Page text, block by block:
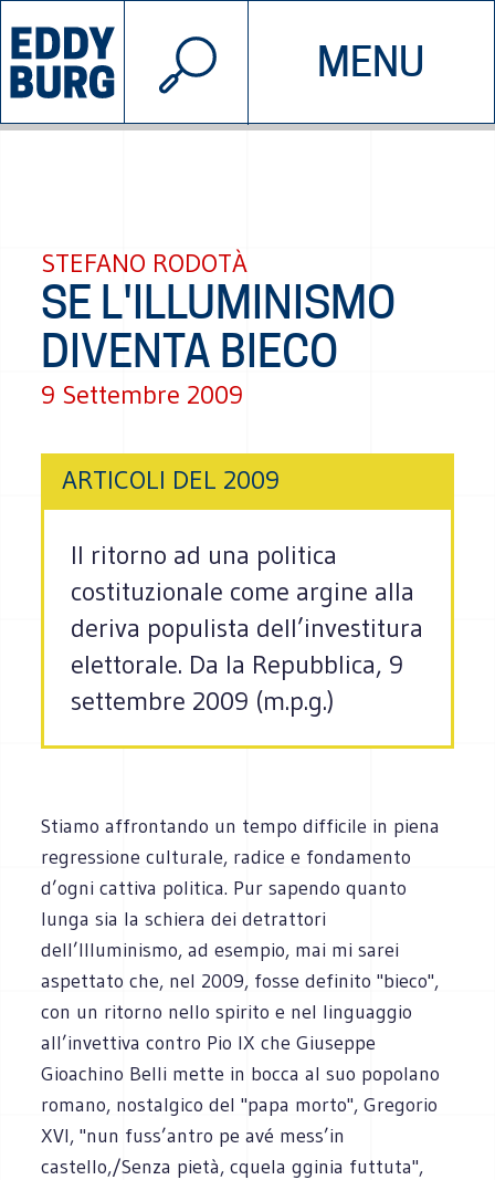
MENU
INIZIATIVE CHI SIAMO
© 2026 EDDYBURG
STEFANO RODOTÀ
SE L'ILLUMINISMO
DIVENTA BIECO
9 Settembre 2009
ARTICOLI DEL 2009
Il ritorno ad una politica
costituzionale come argine alla
deriva populista dell’investitura
elettorale. Da la Repubblica, 9
settembre 2009 (m.p.g.)
Stiamo affrontando un tempo difficile in piena
regressione culturale, radice e fondamento
d’ogni cattiva politica. Pur sapendo quanto
lunga sia la schiera dei detrattori
dell’Illuminismo, ad esempio, mai mi sarei
aspettato che, nel 2009, fosse definito "bieco",
con un ritorno nello spirito e nel linguaggio
all’invettiva contro Pio IX che Giuseppe
Gioachino Belli mette in bocca al suo popolano
romano, nostalgico del "papa morto", Gregorio
XVI, "nun fuss’antro pe avé mess’in
castello,/Senza pietà, cquela gginia futtuta",